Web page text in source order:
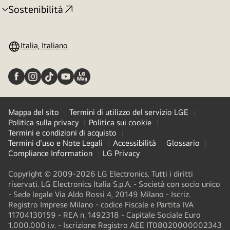
Sostenibilità
Attivazione
Italia, Italiano
Mappa del sito
Termini di utilizzo del servizio LGE
Politica sulla privacy
Politica sui cookie
Termini e condizioni di acquisto
Termini d'uso e Note Legali
Accessibilità
Glossario
Compliance Information
LG Privacy
Copyright © 2009-2026 LG Electronics. Tutti i diritti
riservati. LG Electronics Italia S.p.A. - Società con socio unico
- Sede legale Via Aldo Rossi 4, 20149 Milano - Iscriz.
Registro Imprese Milano - codice Fiscale e Partita IVA
11704130159 - REA n. 1492318 - Capitale Sociale Euro
1.000.000 i.v. - Iscrizione Registro AEE IT08020000002343​